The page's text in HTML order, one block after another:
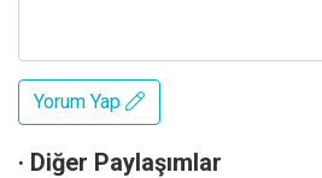
Yorum Yap
· Diğer Paylaşımlar